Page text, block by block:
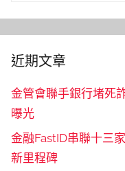
近期文章
金管會聯手銀行堵死
曝光
金融FastID串聯十三
新里程碑